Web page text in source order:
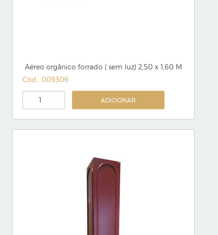
Aéreo orgânico forrado ( sem luz) 2,50 x 1,60 M
Cód.: 009306
ADICIONAR